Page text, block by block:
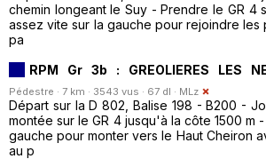
chemin longeant le Suy - Prendre le GR 4
assez vite sur la gauche pour rejoindre
pa
RPM Gr 3b : GREOLIERES LES
Pédestre · 7 km · 3543 vus · 67 dl · MLz
Départ sur la D 802, Balise 198 - B200 -
montée sur le GR 4 jusqu'à la côte 1500 m
gauche pour monter vers le Haut Cheiron
au p